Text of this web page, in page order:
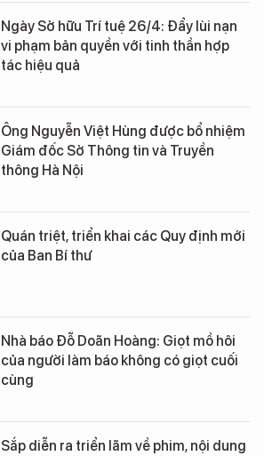
Ngày Sở hữu Trí tuệ 26/4: Đẩy lùi nạn
vi phạm bản quyền với tinh thần hợp
tác hiệu quả
Ông Nguyễn Việt Hùng được bổ nhiệm
Giám đốc Sở Thông tin và Truyền
thông Hà Nội
Quán triệt, triển khai các Quy định mới
của Ban Bí thư
Nhà báo Đỗ Doãn Hoàng: Giọt mồ hôi
của người làm báo không có giọt cuối
cùng
Sắp diễn ra triển lãm về phim, nội dung